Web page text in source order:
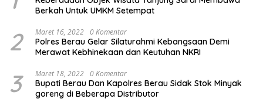
Berkah Untuk UMKM Setempat
2 Maret 16, 2022 0 Komentar
Polres Berau Gelar Silaturahmi Kebangsaan Demi
Merawat Kebhinekaan dan Keutuhan NKRI
3 Maret 18, 2022 0 Komentar
Bupati Berau Dan Kapolres Berau Sidak Stok Minyak
goreng di Beberapa Distributor